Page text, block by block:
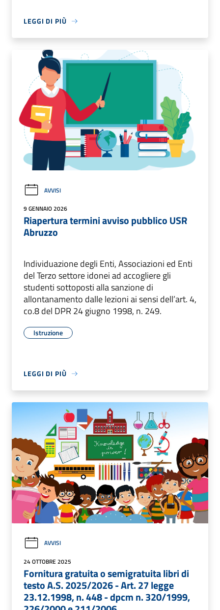
LEGGI DI PIÙ
AVVISI
9 GENNAIO 2026
Riapertura termini avviso pubblico USR
Abruzzo
Individuazione degli Enti, Associazioni ed Enti
del Terzo settore idonei ad accogliere gli
studenti sottoposti alla sanzione di
allontanamento dalle lezioni ai sensi dell’art. 4,
co.8 del DPR 24 giugno 1998, n. 249.
Istruzione
LEGGI DI PIÙ
AVVISI
24 OTTOBRE 2025
Fornitura gratuita o semigratuita libri di
testo A.S. 2025/2026 - Art. 27 legge
23.12.1998, n. 448 - dpcm n. 320/1999,